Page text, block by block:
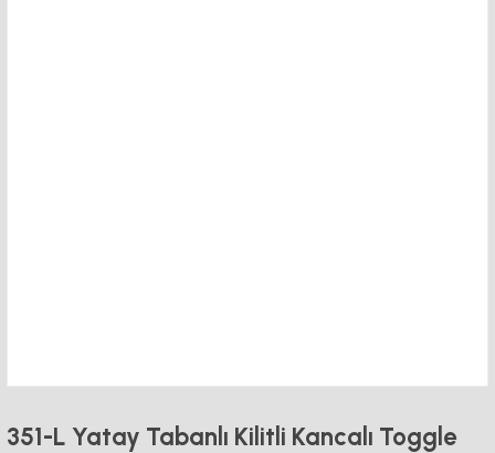
351-L Yatay Tabanlı Kilitli Kancalı Toggle